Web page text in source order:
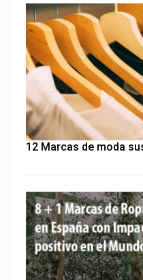
12 Marcas de moda